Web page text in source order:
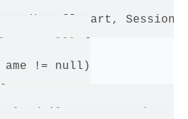
part, Session
!= null)